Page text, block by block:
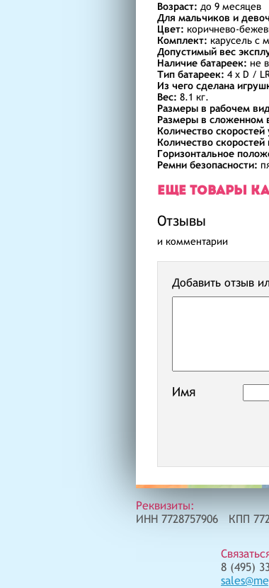
Возраст: до 9 месяцев
Для мальчиков и
Цвет: коричнево-
Комплект: карусель с
Допустимый вес
Наличие батареек: не
Тип батареек: 4 х D /
Из чего сделана
Вес: 8.1 кг.
Размеры в рабочем
Размеры в сложенном
Количество скоростей
Количество скоростей
Горизонтальное
Ремни безопасности:
ЕЩЕ ТОВАРЫ
Отзывы
и комментарии
Добавить отзыв
Имя
Реквизиты:
ИНН 7728757906 КПП
8 (495)